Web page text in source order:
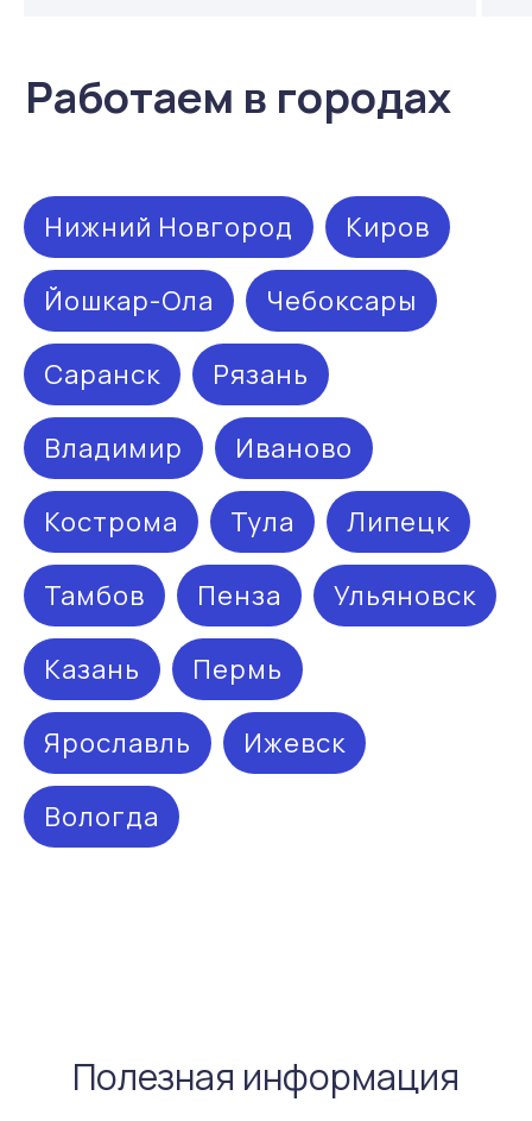
Нижний Новгород Киров
Йошкар-Ола Чебоксары
Саранск Рязань
Владимир Иваново
Кострома Тула Липецк
Тамбов Пенза Ульяновск
Казань Пермь
Ярославль Ижевск
Вологда
Полезная информация
Остались вопросы?
Направьте свой запрос, наш специалист
перезвонит в ближайшее время!